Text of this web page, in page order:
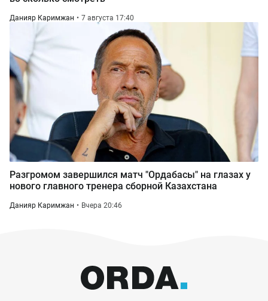
Данияр Каримжан 7 августа 17:40
Разгромом завершился матч "Ордабасы" на глазах у
нового главного тренера сборной Казахстана
Данияр Каримжан Вчера 20:46